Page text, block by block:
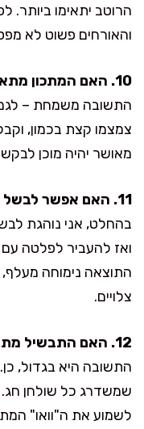
הרוטב יתאימו ביותר.
והאורחים פשוט לא
10. האם המתכון מתאים לילדים?
התשובה משמחת –
צמצמו קצת בכמון,
מאושר יהיה מוכן
11. האם אפשר לבשל את הבשר על הפלטה של שבת?
בהחלט, אני נוהגת
ואז להעביר לפלטה
התוצאה נימוחה
צלויים.
12. האם התבשיל מתאים לערב חג?
התשובה היא בגדול,
שמשדרג כל שולחן
לשמוע את ה"וואו"